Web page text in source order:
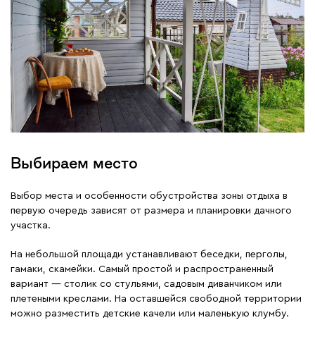
Выбираем место
Выбор места и особенности обустройства зоны отдыха в
первую очередь зависят от размера и планировки дачного
участка.
На небольшой площади устанавливают беседки, перголы,
гамаки, скамейки. Самый простой и распространенный
вариант — столик со стульями, садовым диванчиком или
плетеными креслами. На оставшейся свободной территории
можно разместить детские качели или маленькую клумбу.